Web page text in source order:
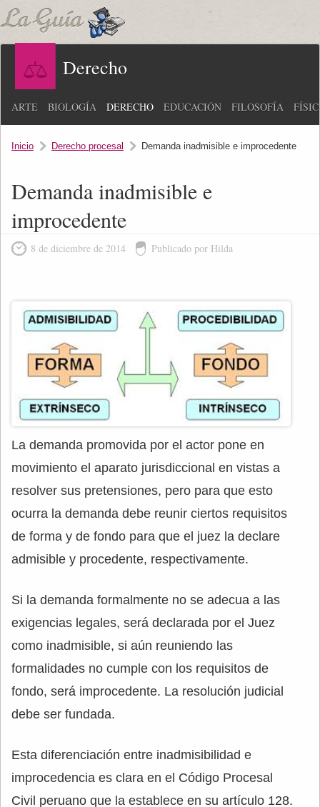
Derecho
ARTE BIOLOGÍA DERECHO EDUCACIÓN FILOSOFÍA
Inicio Derecho procesal Demanda inadmisible e improcedente
Demanda inadmisible e
improcedente
8 de diciembre de 2014 Publicado por Hilda
La demanda promovida por el actor pone en
movimiento el aparato jurisdiccional en vistas a
resolver sus pretensiones, pero para que esto
ocurra la demanda debe reunir ciertos requisitos
de forma y de fondo para que el juez la declare
admisible y procedente, respectivamente.
Si la demanda formalmente no se adecua a las
exigencias legales, será declarada por el Juez
como inadmisible, si aún reuniendo las
formalidades no cumple con los requisitos de
fondo, será improcedente. La resolución judicial
debe ser fundada.
Esta diferenciación entre inadmisibilidad e
improcedencia es clara en el Código Procesal
Civil peruano que la establece en su artículo 128.